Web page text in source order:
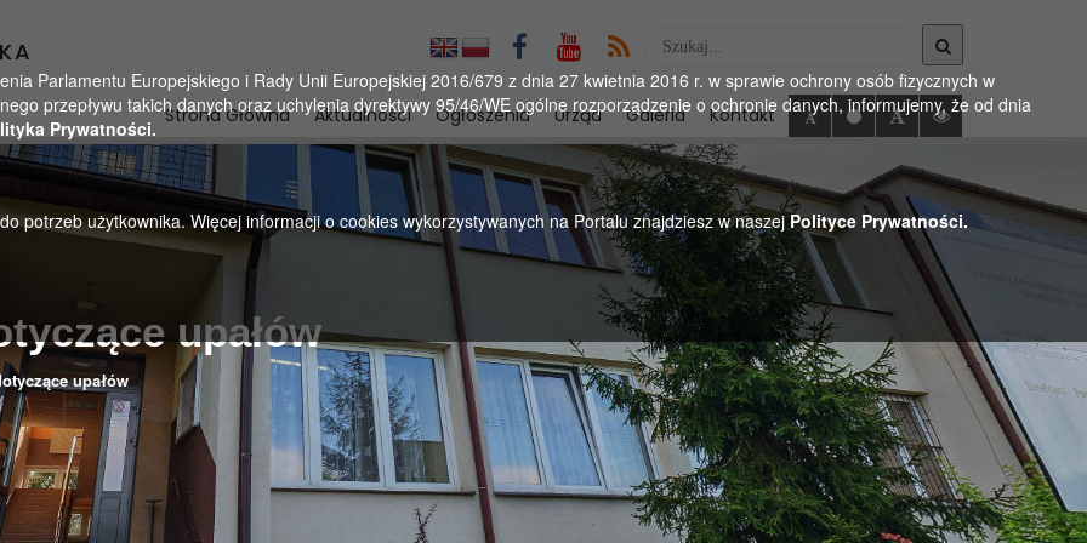
Parlamentu Europejskiego i Rady Unii Europejskiej 2016/679 z dnia 27 kwietnia 2016 r. w sprawie ochrony osób fizycznych w
przepływu takich danych oraz uchylenia dyrektywy 95/46/WE ogólne rozporządzenie o ochronie danych, informujemy, że od dnia
Prywatności.
potrzeb użytkownika. Więcej informacji o cookies wykorzystywanych na Portalu znajdziesz w naszejPolityce Prywatności.
Wyszukaj
serwise
Strona Główna
Aktualności Ogłoszenia Urząd Galeria Kontakt
upałów
upałów